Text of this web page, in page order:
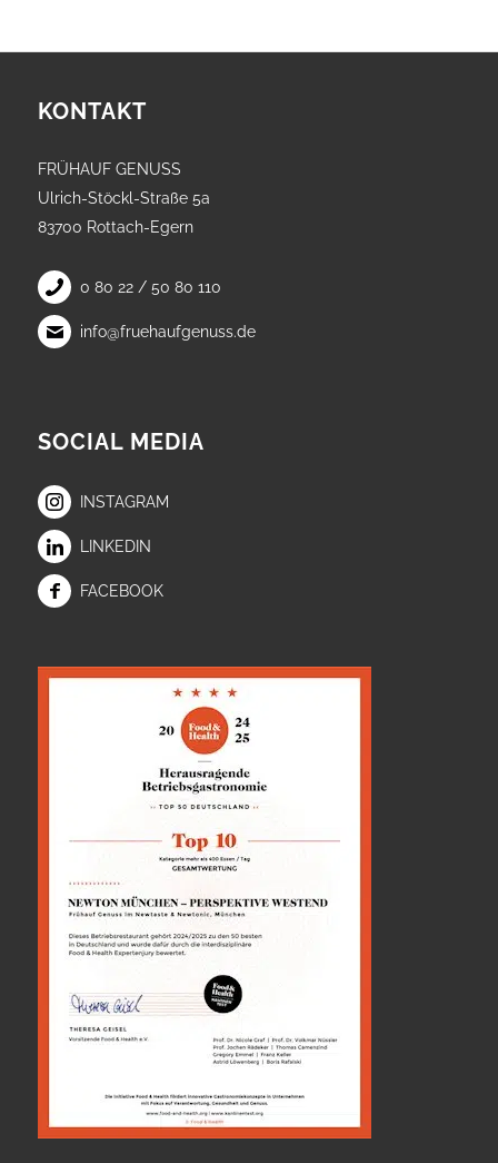
KONTAKT
FRÜHAUF GENUSS
Ulrich-Stöckl-Straße 5a
83700 Rottach-Egern
0 80 22 / 50 80 110
info@fruehaufgenuss.de
SOCIAL MEDIA
INSTAGRAM
LINKEDIN
FACEBOOK